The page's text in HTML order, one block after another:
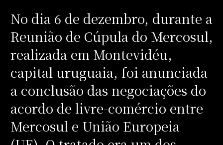
No dia 6 de dezembro, durante a
Reunião de Cúpula do Mercosul,
realizada em Montevidéu,
capital uruguaia, foi anunciada
a conclusão das negociações do
acordo de livre-comércio entre
Mercosul e União Europeia